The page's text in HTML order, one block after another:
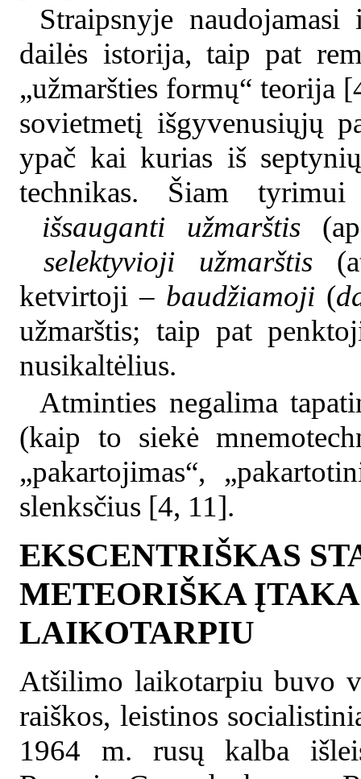
Straipsnyje
dailės istorija, taip pat
„užmaršties formų“ teorija
sovietmetį išgyvenusiųjų
ypač kai kurias iš
technikas. Šiam
išsauganti užmarštis
selektyvioji užmarštis
ketvirtoji – baudžiamoji (
užmarštis; taip pat
nusikaltėlius.
Atminties negalima
(kaip to siekė
„pakartojimas“,
slenksčius [4, 11].
EKSCENTRIŠKAS
METEORIŠKA
LAIKOTARPIU
Atšilimo laikotarpiu buvo
raiškos, leistinos
1964 m. rusų kalba